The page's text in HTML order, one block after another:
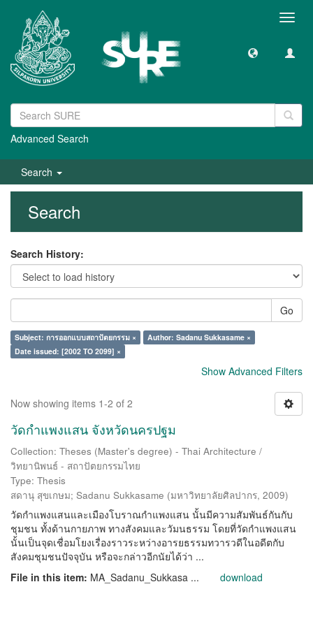
Advanced Search
Search
Search
Search History:
Go
Subject: การออกแบบสถาปัตยกรรม ×
Author: Sadanu Sukkasame ×
Date issued: [2002 TO 2099] ×
Show Advanced Filters
Now showing items 1-2 of 2
วัดกำแพงแสน จังหวัดนครปฐม
Collection: Theses (Master's degree) - Thai Architecture /
วิทยานิพนธ์ - สถาปัตยกรรมไทย
Type: Thesis
สดานุ สุขเกษม; Sadanu Sukkasame (มหาวิทยาลัยศิลปากร, 2009)
วัดกำแพงแสนและเมืองโบราณกำแพงแสน นั้นมีความสัมพันธ์กันกับ
ชุมชน ทั้งด้านกายภาพ ทางสังคมและวัมนธรรม โดยที่วัดกำแพงแสน
นั้นเป็นจุดเชื่อมโยงเรื่องราวระหว่างอารยธรรมทวารวดีในอดีตกับ
สังคมชุมชนปัจจุบัน หรือจะกล่าวอีกนัยได้ว่า ...
File in this item: MA_Sadanu_Sukkasa ... download